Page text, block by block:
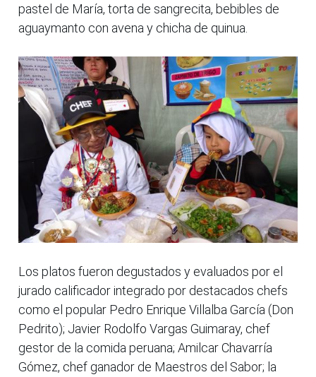
pastel de María, torta de sangrecita, bebibles de
aguaymanto con avena y chicha de quinua.
Los platos fueron degustados y evaluados por el
jurado calificador integrado por destacados chefs
como el popular Pedro Enrique Villalba García (Don
Pedrito); Javier Rodolfo Vargas Guimaray, chef
gestor de la comida peruana; Amilcar Chavarría
Gómez, chef ganador de Maestros del Sabor; la